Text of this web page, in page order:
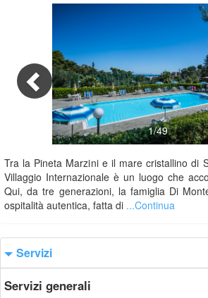
1/49
Previous
Tra la Pineta Marzini e il mare cristallino di
Villaggio Internazionale è un luogo che
Qui, da tre generazioni, la famiglia Di
ospitalità autentica, fatta di ...Continua
Servizi
Servizi generali